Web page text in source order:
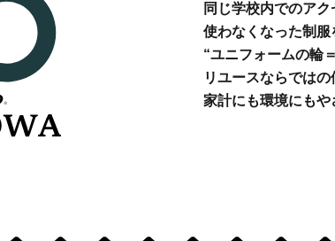
同じ学校内でのアク
使わなくなった制服
“ユニフォームの輪＝
リユースならではの
家計にも環境にもや